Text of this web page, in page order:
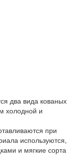
два вида кованых
холодной и
при
используются,
и мягкие сорта